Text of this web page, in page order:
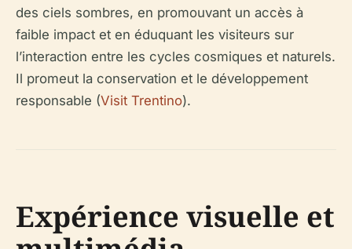
des ciels sombres, en promouvant un accès à
faible impact et en éduquant les visiteurs sur
l’interaction entre les cycles cosmiques et naturels.
Il promeut la conservation et le développement
responsable (Visit Trentino).
Expérience visuelle et